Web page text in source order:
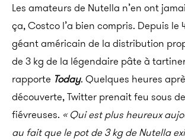
Les amateurs de Nutella n’en ont
ça, Costco l’a bien compris. Depuis le
géant américain de la distribution
de 3 kg de la légendaire pâte à
rapporte Today. Quelques heures
découverte, Twitter prenait feu sous
fiévreuses. « Qui est plus heureux
au fait que le pot de 3 kg de Nutella